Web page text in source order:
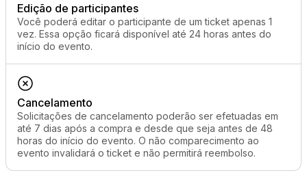
Edição de participantes
Você poderá editar o participante de um ticket apenas 1
vez. Essa opção ficará disponível até 24 horas antes do
início do evento.
Cancelamento
Solicitações de cancelamento poderão ser efetuadas em
até 7 dias após a compra e desde que seja antes de 48
horas do início do evento. O não comparecimento ao
evento invalidará o ticket e não permitirá reembolso.